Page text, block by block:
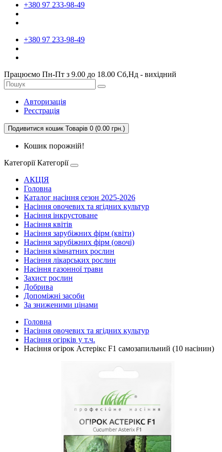
+380 97 233-98-49
+380 97 233-98-49
Працюємо Пн-Пт з 9.00 до 18.00 Сб,Нд - вихідний
Авторизація
Реєстрація
Подивитися кошик Товарів 0 (0.00 грн.)
Кошик порожній!
Категорії Категорії
АКЦІЯ
Головна
Каталог насіння сезон 2025-2026
Насіння овочевих та ягідних культур
Насіння інкрустоване
Насіння квітів
Насіння зарубіжних фірм (квіти)
Насіння зарубіжних фірм (овочі)
Насіння кімнатних рослин
Насіння лікарських рослин
Насіння газонної трави
Захист рослин
Добрива
Допоміжні засоби
За зниженими цінами
Головна
Насіння овочевих та ягідних культур
Насіння огірків у т.ч.
Насіння огірок Астерікс F1 самозапильний (10 насінин)